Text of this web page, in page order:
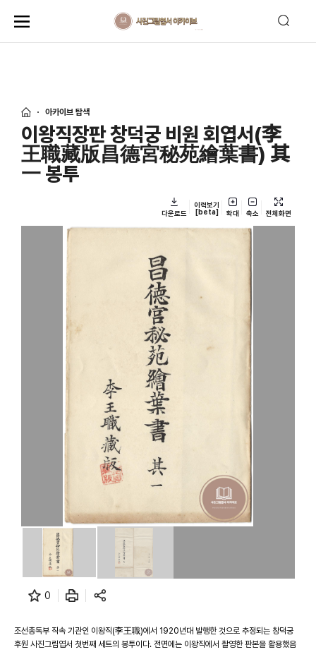
아카이브 탐색
이왕직장판 창덕궁 비원 회엽서(李
王職藏版昌德宮秘苑繪葉書) 其
一 봉투
다운로드
이력보기
[beta]
확대 축소 전체화면
0
조선총독부 직속 기관인 이왕직(李王職)에서 1920년대 발행한 것으로 추정되는 창덕궁
후원 사진그림엽서 첫번째 세트의 봉투이다. 전면에는 이왕직에서 촬영한 판본을 활용했음